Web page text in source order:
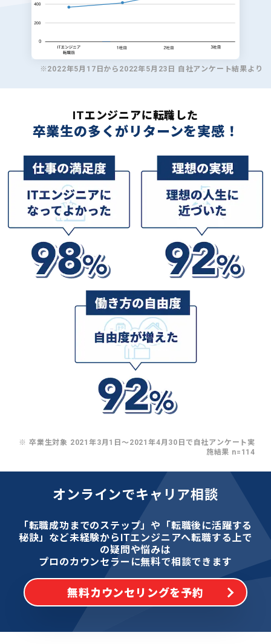
※2022年5月17日から2022年5月23日 自社アンケート結果より
ITエンジニアに転職した
卒業生の多くがリターンを実感！
※ 卒業生対象 2021年3月1日〜2021年4月30日で自社アンケート実
施結果 n=114
オンラインでキャリア相談
「転職成功までのステップ」や「転職後に活躍する
秘訣」など未経験からITエンジニアへ転職する上で
の疑問や悩みは
プロのカウンセラーに無料で相談できます
無料カウンセリングを予約